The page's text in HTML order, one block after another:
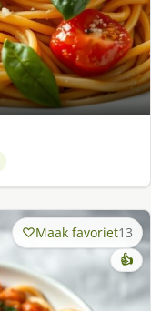
Maak favoriet13
👍